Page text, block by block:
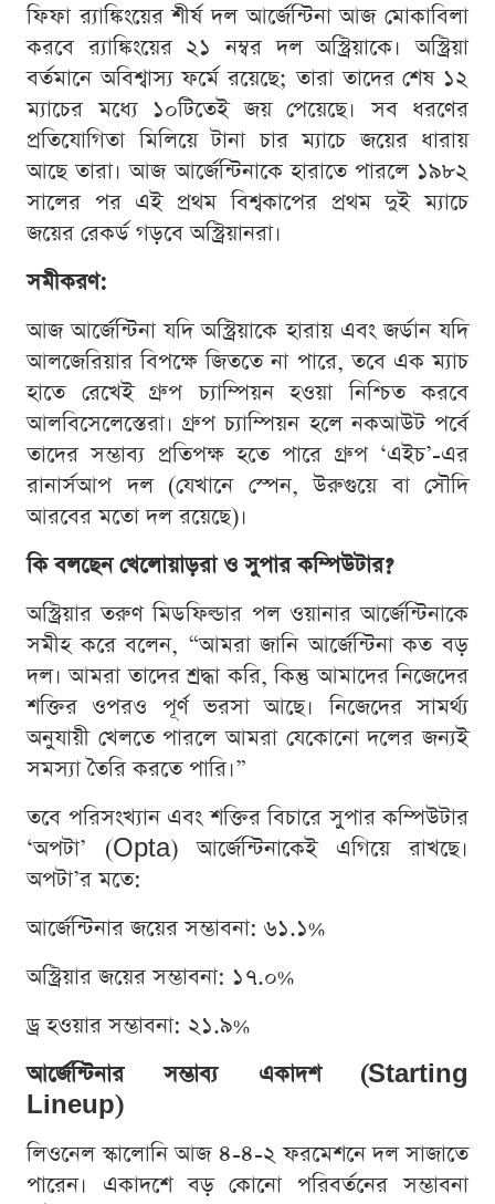
ফিফা র‍্যাঙ্কিংয়ের শীর্ষ দল আর্জেন্টিনা আজ মোকাবিলা
করবে র‍্যাঙ্কিংয়ের ২১ নম্বর দল অস্ট্রিয়াকে। অস্ট্রিয়া
বর্তমানে অবিশ্বাস্য ফর্মে রয়েছে; তারা তাদের শেষ ১২
ম্যাচের মধ্যে ১০টিতেই জয় পেয়েছে। সব ধরণের
প্রতিযোগিতা মিলিয়ে টানা চার ম্যাচে জয়ের ধারায়
আছে তারা। আজ আর্জেন্টিনাকে হারাতে পারলে ১৯৮২
সালের পর এই প্রথম বিশ্বকাপের প্রথম দুই ম্যাচে
জয়ের রেকর্ড গড়বে অস্ট্রিয়ানরা।
সমীকরণ:
আজ আর্জেন্টিনা যদি অস্ট্রিয়াকে হারায় এবং জর্ডান যদি
আলজেরিয়ার বিপক্ষে জিততে না পারে, তবে এক ম্যাচ
হাতে রেখেই গ্রুপ চ্যাম্পিয়ন হওয়া নিশ্চিত করবে
আলবিসেলেস্তেরা। গ্রুপ চ্যাম্পিয়ন হলে নকআউট পর্বে
তাদের সম্ভাব্য প্রতিপক্ষ হতে পারে গ্রুপ ‘এইচ’-এর
রানার্সআপ দল (যেখানে স্পেন, উরুগুয়ে বা সৌদি
আরবের মতো দল রয়েছে)।
কি বলছেন খেলোয়াড়রা ও সুপার কম্পিউটার?
অস্ট্রিয়ার তরুণ মিডফিল্ডার পল ওয়ানার আর্জেন্টিনাকে
সমীহ করে বলেন, “আমরা জানি আর্জেন্টিনা কত বড়
দল। আমরা তাদের শ্রদ্ধা করি, কিন্তু আমাদের নিজেদের
শক্তির ওপরও পূর্ণ ভরসা আছে। নিজেদের সামর্থ্য
অনুযায়ী খেলতে পারলে আমরা যেকোনো দলের জন্যই
সমস্যা তৈরি করতে পারি।”
তবে পরিসংখ্যান এবং শক্তির বিচারে সুপার কম্পিউটার
‘অপটা’ (Opta) আর্জেন্টিনাকেই এগিয়ে রাখছে।
অপটা’র মতে:
আর্জেন্টিনার জয়ের সম্ভাবনা: ৬১.১%
অস্ট্রিয়ার জয়ের সম্ভাবনা: ১৭.০%
ড্র হওয়ার সম্ভাবনা: ২১.৯%
আর্জেন্টিনার সম্ভাব্য একাদশ (Starting
Lineup)
লিওনেল স্কালোনি আজ ৪-৪-২ ফরমেশনে দল সাজাতে
পারেন। একাদশে বড় কোনো পরিবর্তনের সম্ভাবনা